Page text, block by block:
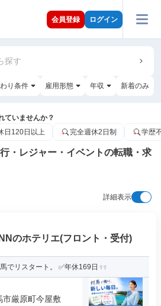
会員登録 ログイン
探す
り条件 雇用形態 年収 新着のみ
ていませんか？
日120日以上 完全週休2日制 学歴
・レジャー・イベントの転職・求
詳細表示
のホテリエ(フロント・受付)
でリスタート。 ✅年休169日
厳原町今屋敷